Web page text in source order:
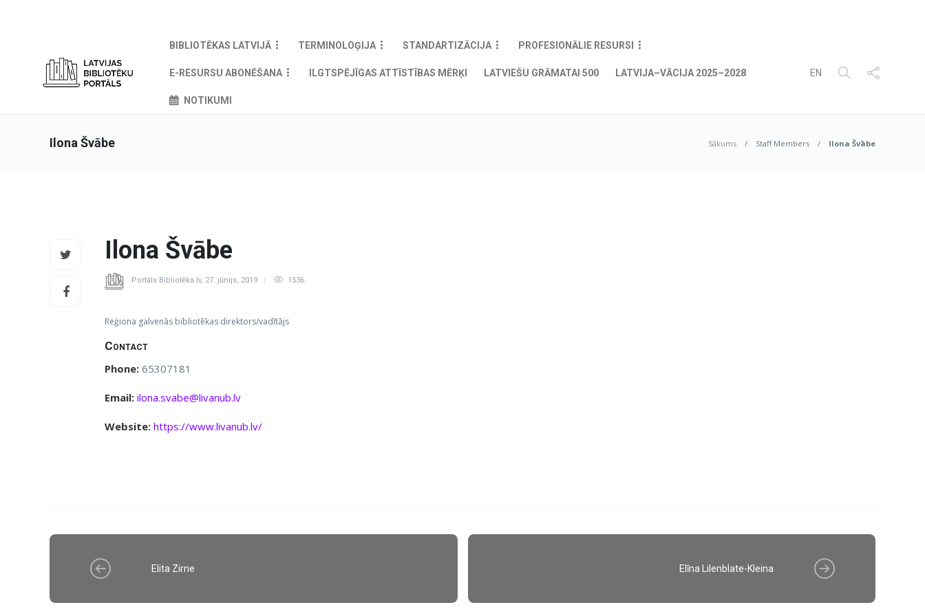
BIBLIOTĒKAS LATVIJĀ TERMINOLOĢIJA STANDARTIZĀCIJA PROFESIONĀLIE RESURSI
E-RESURSU ABONĒŠANA ILGTSPĒJĪGAS ATTĪSTĪBAS MĒRĶI LATVIEŠU GRĀMATAI 500 LATVIJA–VĀCIJA 2025–2028
NOTIKUMI
EN
Ilona Švābe Sākums Staff Members Ilona Švābe
Ilona Švābe
Portāls Bibliotēka.lv, 27. jūnijs, 2019 1536
Reģiona galvenās bibliotēkas direktors/vadītājs
Contact
Phone: 65307181
Email: ilona.svabe@livanub.lv
Website: https://www.livanub.lv/
Elita Zirne Elīna Lilenblate-Kleina